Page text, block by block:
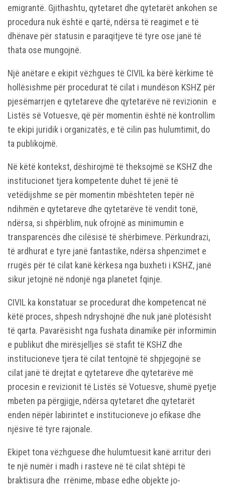
emigrantë. Gjithashtu, qytetaret dhe qytetarët ankohen se
procedura nuk është e qartë, ndërsa të reagimet e të
dhënave për statusin e paraqitjeve të tyre ose janë të
thata ose mungojnë.
Një anëtare e ekipit vëzhgues të CIVIL ka bërë kërkime të
hollësishme për procedurat të cilat i mundëson KSHZ për
pjesëmarrjen e qytetareve dhe qytetarëve në revizionin e
Listës së Votuesve, që për momentin është në kontrollim
te ekipi juridik i organizatës, e të cilin pas hulumtimit, do
ta publikojmë.
Në këtë kontekst, dëshirojmë të theksojmë se KSHZ dhe
institucionet tjera kompetente duhet të jenë të
vetëdijshme se për momentin mbështeten tepër në
ndihmën e qytetareve dhe qytetarëve të vendit tonë,
ndërsa, si shpërblim, nuk ofrojnë as minimumin e
transparencës dhe cilësisë të shërbimeve. Përkundrazi,
të ardhurat e tyre janë fantastike, ndërsa shpenzimet e
rrugës për të cilat kanë kërkesa nga buxheti i KSHZ, janë
sikur jetojnë në ndonjë nga planetet fqinje.
CIVIL ka konstatuar se procedurat dhe kompetencat në
këtë proces, shpesh ndryshojnë dhe nuk janë plotësisht
të qarta. Pavarësisht nga fushata dinamike për informimin
e publikut dhe mirësjelljes së stafit të KSHZ dhe
institucioneve tjera të cilat tentojnë të shpjegojnë se
cilat janë të drejtat e qytetareve dhe qytetarëve më
procesin e revizionit të Listës së Votuesve, shumë pyetje
mbeten pa përgjigje, ndërsa qytetaret dhe qytetarët
enden nëpër labirintet e institucioneve jo efikase dhe
njësive të tyre rajonale.
Ekipet tona vëzhguese dhe hulumtuesit kanë arritur deri
te një numër i madh i rasteve në të cilat shtëpi të
braktisura dhe rrënime, mbase edhe objekte jo-